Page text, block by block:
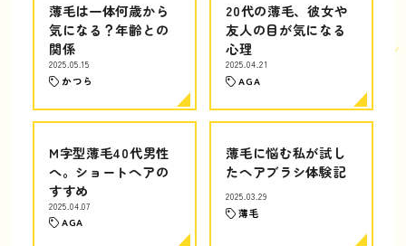
薄毛は一体何歳から
気になる？年齢との
関係
2025.05.15
かつら
20代の薄毛、彼女や
友人の目が気になる
心理
2025.04.21
AGA
M字型薄毛40代男性
へ。ショートヘアの
すすめ
2025.04.07
AGA
薄毛に悩む私が試し
たヘアブラシ体験記
2025.03.29
薄毛